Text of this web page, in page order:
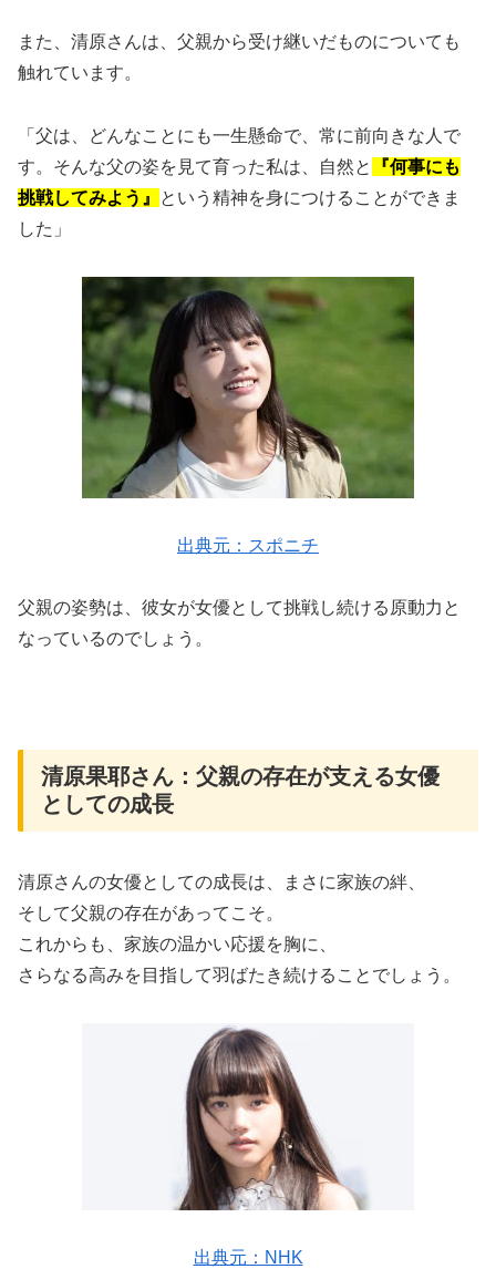
また、清原さんは、父親から受け継いだものについても
触れています。
「父は、どんなことにも一生懸命で、常に前向きな人で
す。そんな父の姿を見て育った私は、自然と
『何事にも
挑戦してみよう』
という精神を身につけることができま
した」
出典元：スポニチ
父親の姿勢は、彼女が女優として挑戦し続ける原動力と
なっているのでしょう。
清原果耶さん：父親の存在が支える女優
としての成長
清原さんの女優としての成長は、まさに家族の絆、
そして父親の存在があってこそ。
これからも、家族の温かい応援を胸に、
さらなる高みを目指して羽ばたき続けることでしょう。
出典元：NHK